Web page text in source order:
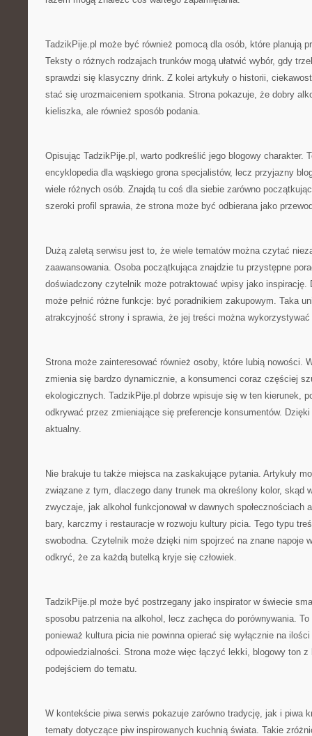
TadzikPije.pl może być również pomocą dla osób, które planują
Teksty o różnych rodzajach trunków mogą ułatwić wybór, gdy
sprawdzi się klasyczny drink. Z kolei artykuły o historii,
stać się urozmaiceniem spotkania. Strona pokazuje, że dobry
kieliszka, ale również sposób podania.
Opisując TadzikPije.pl, warto podkreślić jego blogowy charakter.
encyklopedia dla wąskiego grona specjalistów, lecz przyjazny
wiele różnych osób. Znajdą tu coś dla siebie zarówno
szeroki profil sprawia, że strona może być odbierana jako
Dużą zaletą serwisu jest to, że wiele tematów można czytać
zaawansowania. Osoba początkująca znajdzie tu przystępne
doświadczony czytelnik może potraktować wpisy jako inspirację.
może pełnić różne funkcje: być poradnikiem zakupowym. Taka
atrakcyjność strony i sprawia, że jej treści można
Strona może zainteresować również osoby, które lubią nowości.
zmienia się bardzo dynamicznie, a konsumenci coraz częściej
ekologicznych. TadzikPije.pl dobrze wpisuje się w ten kierunek,
odkrywać przez zmieniające się preferencje konsumentów.
aktualny.
Nie brakuje tu także miejsca na zaskakujące pytania. Artykuły
związane z tym, dlaczego dany trunek ma określony kolor, skąd
zwyczaje, jak alkohol funkcjonował w dawnych społecznościach
bary, karczmy i restauracje w rozwoju kultury picia. Tego typu
swobodna. Czytelnik może dzięki nim spojrzeć na znane napoje
odkryć, że za każdą butelką kryje się człowiek.
TadzikPije.pl może być postrzegany jako inspirator w świecie
sposobu patrzenia na alkohol, lecz zachęca do porównywania.
ponieważ kultura picia nie powinna opierać się wyłącznie na
odpowiedzialności. Strona może więc łączyć lekki, blogowy ton
podejściem do tematu.
W kontekście piwa serwis pokazuje zarówno tradycję, jak i piwa
tematy dotyczące piw inspirowanych kuchnią świata. Takie